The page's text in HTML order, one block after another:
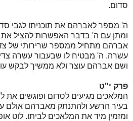
סדום.
ה' מספר לאברהם את תוכניתו לגבי
ומתן עם ה' בדבר האפשרות להציל את
אברהם מתחיל ממספר שרירותי של
עשרה. ה' מבטיח לו שבעבור עשרה
ושם אברהם עוצר ולא ממשיך לבקש
פרק י"ט
המלאכים מגיעים לסדום ופוגשים
בעיר הרשע ולהתנתק מאברהם אולם
ומזמין מיד את המלאכים לביתו. לוט